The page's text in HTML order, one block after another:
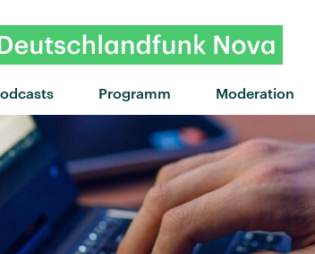
Programm Moderation